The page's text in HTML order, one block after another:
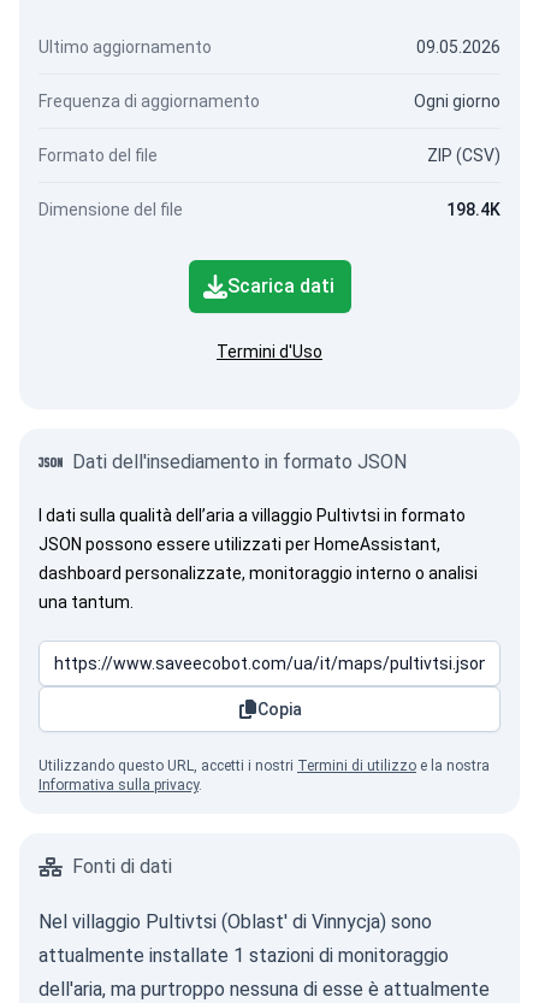
Ultimo aggiornamento 09.05.2026
Frequenza di aggiornamento Ogni giorno
Formato del file ZIP (CSV)
Dimensione del file 198.4K
Scarica dati
Termini d'Uso
Dati dell'insediamento in formato JSON
I dati sulla qualità dell’aria a villaggio Pultivtsi in formato
JSON possono essere utilizzati per HomeAssistant,
dashboard personalizzate, monitoraggio interno o analisi
una tantum.
Copia
Utilizzando questo URL, accetti i nostri Termini di utilizzo e la nostra
Informativa sulla privacy.
Fonti di dati
Nel villaggio Pultivtsi (Oblast' di Vinnycja) sono
attualmente installate 1 stazioni di monitoraggio
dell'aria, ma purtroppo nessuna di esse è attualmente